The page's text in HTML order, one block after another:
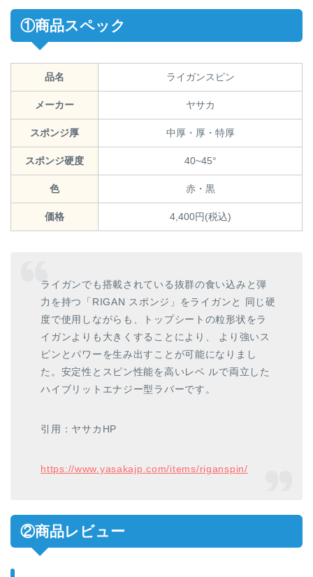
①商品スペック
品名 ライガンスピン
メーカー ヤサカ
スポンジ厚 中厚・厚・特厚
スポンジ硬度 40~45°
色 赤・黒
価格 4,400円(税込)
ライガンでも搭載されている抜群の食い込みと弾
力を持つ「RIGAN スポンジ」をライガンと 同じ硬
度で使用しながらも、トップシートの粒形状をラ
イガンよりも大きくすることにより、 より強いス
ピンとパワーを生み出すことが可能になりまし
た。安定性とスピン性能を高いレベ ルで両立した
ハイブリットエナジー型ラバーです。
引用：ヤサカHP
https://www.yasakajp.com/items/riganspin/
②商品レビュー